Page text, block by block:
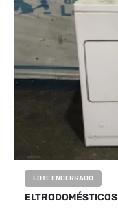
LOTE ENCERRADO
ELTRODOMÉSTICOS